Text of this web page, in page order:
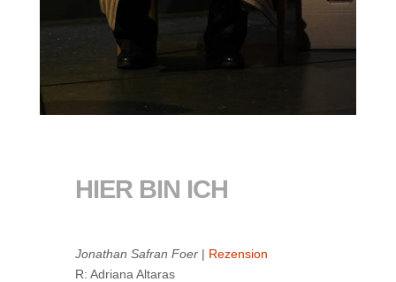
HIER BIN ICH
Jonathan Safran Foer| Rezension
R: Adriana Altaras